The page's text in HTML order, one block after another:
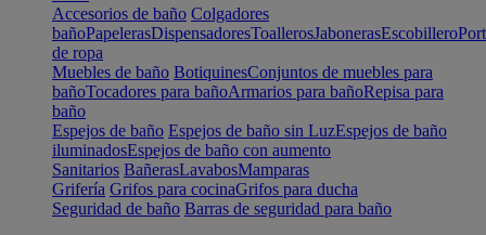
Accesorios de baño Colgadores
bañoPapelerasDispensadoresToallerosJabonerasEscobillero
de ropa
Muebles de baño BotiquinesConjuntos de muebles para
bañoTocadores para bañoArmarios para bañoRepisa para
baño
Espejos de baño Espejos de baño sin LuzEspejos de baño
iluminadosEspejos de baño con aumento
Sanitarios BañerasLavabosMamparas
Grifería Grifos para cocinaGrifos para ducha
Seguridad de baño Barras de seguridad para baño